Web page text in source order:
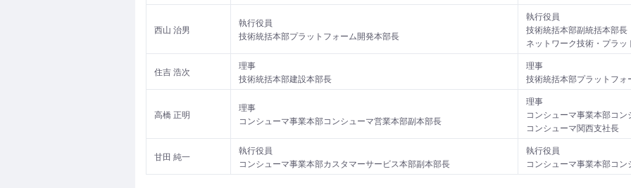
西山 治男
執行役員
技術統括本部プラットフォーム開発本部長
執行役員
技術統括本部副統括本部長
ネットワーク技術・プラッ
住吉 浩次
理事
技術統括本部建設本部長
理事
技術統括本部プラットフォ
高橋 正明
理事
コンシューマ事業本部コンシューマ営業本部副本部長
理事
コンシューマ事業本部コ
コンシューマ関西支社長
甘田 純一
執行役員
コンシューマ事業本部カスタマーサービス本部副本部長
執行役員
コンシューマ事業本部コ